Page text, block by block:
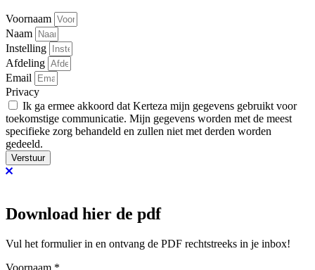
Voornaam
Naam
Instelling
Afdeling
Email
Privacy
Ik ga ermee akkoord dat Kerteza mijn gegevens gebruikt voor
toekomstige communicatie. Mijn gegevens worden met de meest
specifieke zorg behandeld en zullen niet met derden worden
gedeeld.
Verstuur
Download hier de pdf
Vul het formulier in en ontvang de PDF rechtstreeks in je inbox!